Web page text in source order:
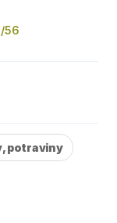
56
potraviny